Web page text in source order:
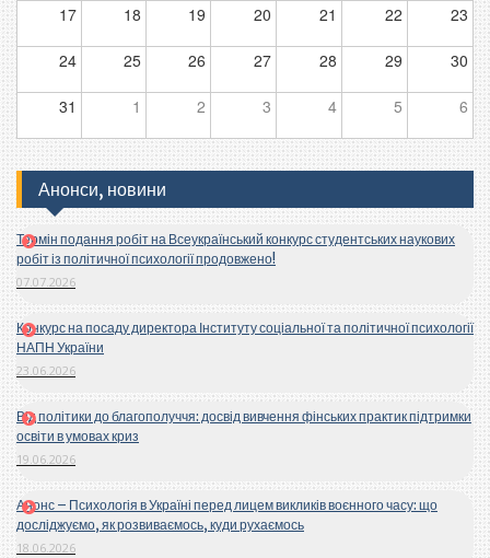
17 18 19 20 21 22 23
24 25 26 27 28 29 30
31 1 2 3 4 5 6
Анонси, новини
Термін подання робіт на Всеукраїнський конкурс студентських наукових
робіт із політичної психології продовжено!
07.07.2026
Конкурс на посаду директора Інституту соціальної та політичної психології
НАПН України
23.06.2026
Від політики до благополуччя: досвід вивчення фінських практик підтримки
освіти в умовах криз
19.06.2026
Анонс – Психологія в Україні перед лицем викликів воєнного часу: що
досліджуємо, як розвиваємось, куди рухаємось
18.06.2026